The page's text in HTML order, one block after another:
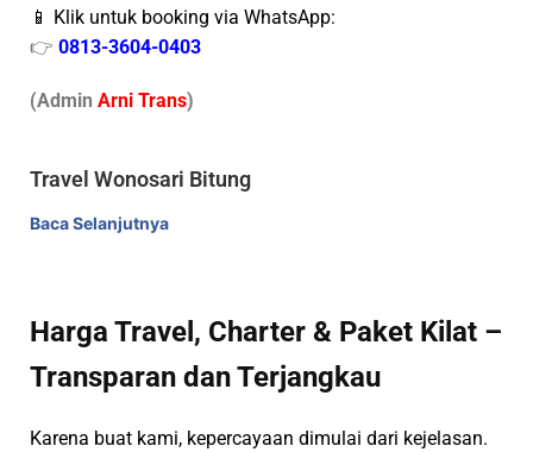
📱 Klik untuk booking via WhatsApp:
👉 0813-3604-0403
(Admin Arni Trans)
Travel Wonosari Bitung
Baca Selanjutnya
Harga Travel, Charter & Paket Kilat –
Transparan dan Terjangkau
Karena buat kami, kepercayaan dimulai dari kejelasan.